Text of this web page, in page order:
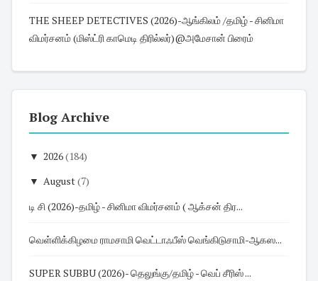
THE SHEEP DETECTIVES (2026)-ஆங்கிலம் /தமிழ் - சினிமா
விமர்சனம் (மிஸ்ட்ரி காமெடி திரில்லர்)@அமேசான் பிரைம்
Blog Archive
▼ 2026(184)
▼ August(7)
டி சி (2026)-தமிழ் - சினிமா விமர்சனம் ( ஆக்சன் திர...
வெள்ளிக்கிழமை ராமசாமி வெட்டாஃபீஸ் வெங்கிடுசாமி-ஆகஸ...
SUPER SUBBU (2026)- தெலுங்கு/தமிழ் - வெப் சீரிஸ் ...